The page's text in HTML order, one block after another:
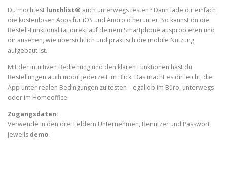
Du möchtest lunchlist® auch unterwegs testen? Dann lade dir einfach
die kostenlosen Apps für iOS und Android herunter. So kannst du die
Bestell-Funktionalität direkt auf deinem Smartphone ausprobieren und
dir ansehen, wie übersichtlich und praktisch die mobile Nutzung
aufgebaut ist.
Mit der intuitiven Bedienung und den klaren Funktionen hast du
Bestellungen auch mobil jederzeit im Blick. Das macht es dir leicht, die
App unter realen Bedingungen zu testen – egal ob im Büro, unterwegs
oder im Homeoffice.
Zugangsdaten:
Verwende in den drei Feldern Unternehmen, Benutzer und Passwort
jeweils demo.